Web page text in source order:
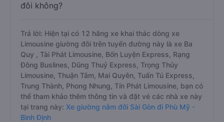
đôi không?
Trả lời: Hiện tại có 12 hãng xe khai thác dòng xe
Limousine giường đôi trên tuyến đường này là xe Ba
Quy , Tài Phát Limousine, Bốn Luyện Express, Rạng
Đông Buslines, Dũng Thuỷ Express, Trọng Thủy
Limousine, Thuận Tâm, Mai Quyên, Tuấn Tú Express,
Trung Thành, Phong Nhung, Tín Phát Limousine, bạn có
thể tham khảo thêm thông tin và đặt vé các nhà xe này
tại trang này: Xe giường nằm đôi Sài Gòn đi Phù Mỹ -
Bình Định